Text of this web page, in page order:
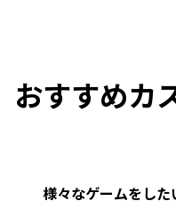
おすすめカ
様々なゲームをした